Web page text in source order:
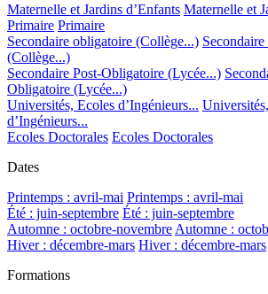
Maternelle et Jardins d’Enfants Maternelle et
Primaire Primaire
Secondaire obligatoire (Collège...)
(Collège...)
Secondaire Post-Obligatoire (Lycée...)
Obligatoire (Lycée...)
Universités, Ecoles d’Ingénieurs...
d’Ingénieurs...
Ecoles Doctorales Ecoles Doctorales
Dates
Printemps : avril-mai Printemps : avril-mai
Été : juin-septembre Été : juin-septembre
Automne : octobre-novembre Automne :
Hiver : décembre-mars Hiver : décembre-mars
Formations